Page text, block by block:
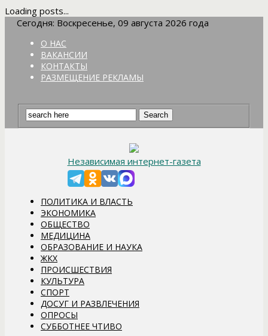
Loading posts...
Сегодня: Воскресенье, 09 августа 2026 года
О НАС
ВАКАНСИИ
КОНТАКТЫ
РАЗМЕЩЕНИЕ РЕКЛАМЫ
Независимая интернет-газета
ПОЛИТИКА И ВЛАСТЬ
ЭКОНОМИКА
ОБЩЕСТВО
МЕДИЦИНА
ОБРАЗОВАНИЕ И НАУКА
ЖКХ
ПРОИСШЕСТВИЯ
КУЛЬТУРА
СПОРТ
ДОСУГ И РАЗВЛЕЧЕНИЯ
ОПРОСЫ
СУББОТНЕЕ ЧТИВО